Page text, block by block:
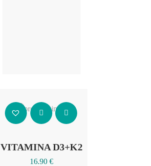
Añadir al carrito
VITAMINA D3+K2
16.90 €